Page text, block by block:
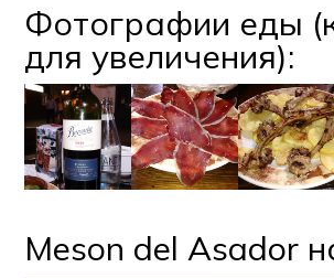
Фотографии еды
для увеличения):
Meson del Asador